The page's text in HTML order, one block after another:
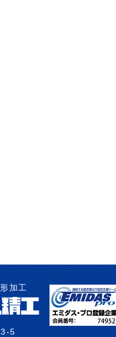
加工
5